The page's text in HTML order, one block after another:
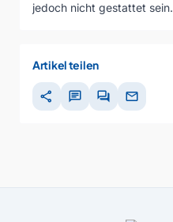
jedoch nicht gestattet sein.
Artikel teilen
share chat forum mail